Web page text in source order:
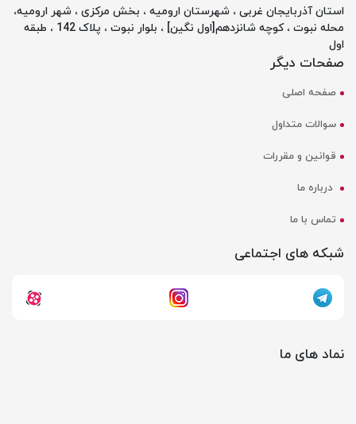
استان آذربایجان غربی ، شهرستان ارومیه ، بخش مرکزی ، شهر ارومیه،
محله نبوت ، کوچه شانزدهم[اول نگین] ، بلوار نبوت ، پلاک 142 ، طبقه
اول
صفحات دیگر
صفحه اصلی
سوالات متداول
قوانین و مقررات
درباره ما
تماس با ما
شبکه های اجتماعی
نماد های ما